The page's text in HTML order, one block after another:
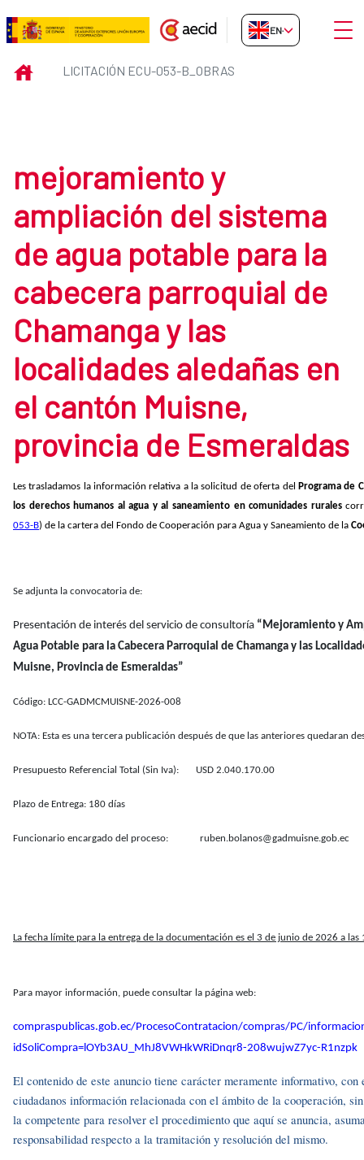
Skip to Main Content
Licitación ECU-053-B_obras
EN-GB
INICIOLICITACIÓN ECU-053-B_OBRAS
mejoramiento y
ampliación del sistema
de agua potable para la
cabecera parroquial de
Chamanga y las
localidades aledañas en
el cantón Muisne,
provincia de Esmeraldas
Les trasladamos la información relativa a la solicitud de oferta del
Programa de
los derechos humanos al agua y al saneamiento en comunidades rurales
053-B) de la cartera del Fondo de Cooperación para Agua y Saneamiento de la
Se adjunta la convocatoria de:
Presentación de interés del servicio de consultoría “Mejoramiento y
Agua Potable para la Cabecera Parroquial de Chamanga y las
Muisne, Provincia de Esmeraldas”
Código: LCC-GADMCMUISNE-2026-008
NOTA: Esta es una tercera publicación después de que las anteriores quedaran
Presupuesto Referencial Total (Sin Iva): USD 2.040.170.00
Plazo de Entrega: 180 días
Funcionario encargado del proceso: ruben.bolanos@gadmuisne.gob.ec
La fecha límite para la entrega de la documentación es el 3 de junio de 2026 a
Para mayor información, puede consultar la página web:
compraspublicas.gob.ec/ProcesoContratacion/compras/PC/
idSoliCompra=lOYb3AU_MhJ8VWHkWRiDnqr8-208wujwZ7yc-R1nzpk
El contenido de este anuncio tiene carácter meramente informativo,
ciudadanos información relacionada con el ámbito de la cooperación,
la competente para resolver el procedimiento que aquí se anuncia,
responsabilidad respecto a la tramitación y resolución del mismo.